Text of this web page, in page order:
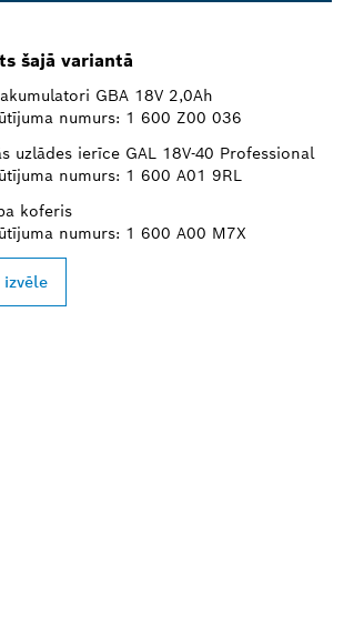
šajā variantā
GBA 18V 2,0Ah
numurs: 1 600 Z00 036
uzlādes ierīce GAL 18V-40 Professional
numurs: 1 600 A01 9RL
koferis
numurs: 1 600 A00 M7X